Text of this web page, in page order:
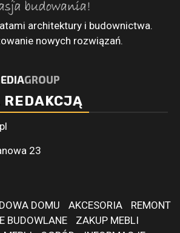
architektury i budownictwa.
nowych rozwiązań.
REDAKCJĄ
23
DOMU AKCESORIA
REMONT
BUDOWLANE
ZAKUP MEBLI